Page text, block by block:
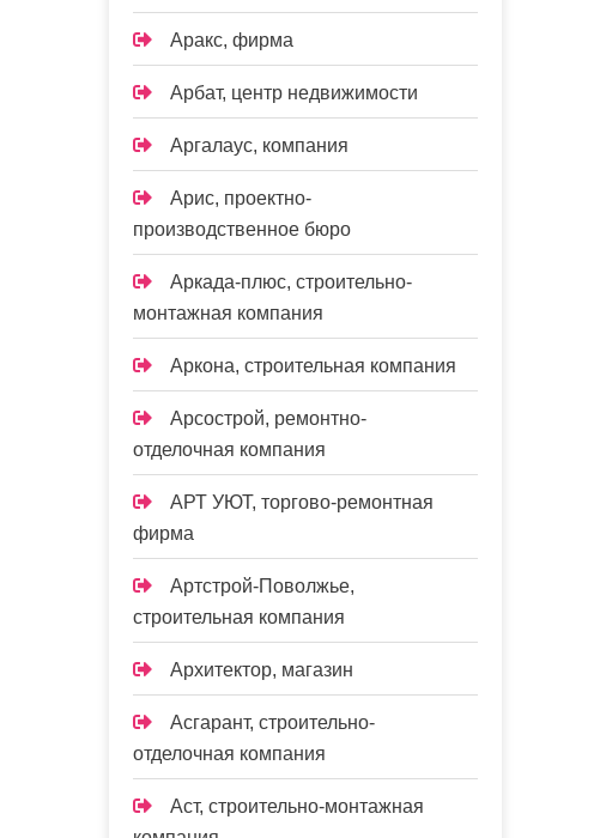
Аракс, фирма
Арбат, центр недвижимости
Аргалаус, компания
Арис, проектно-
производственное бюро
Аркада-плюс, строительно-
монтажная компания
Аркона, строительная компания
Арсострой, ремонтно-
отделочная компания
АРТ УЮТ, торгово-ремонтная
фирма
Артстрой-Поволжье,
строительная компания
Архитектор, магазин
Асгарант, строительно-
отделочная компания
Аст, строительно-монтажная